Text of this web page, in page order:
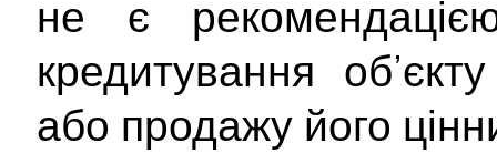
не є
кредитування
або продажу його